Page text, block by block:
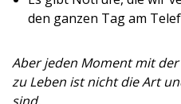
den ganzen Tag am
Aber jeden Moment mit
zu Leben ist nicht die Art